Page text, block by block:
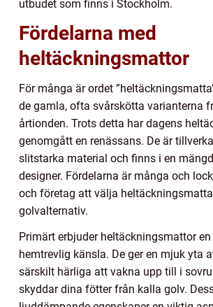
utbudet som finns i Stockholm.
Fördelarna med
heltäckningsmattor
För många är ordet
de gamla, ofta svårskötta varianterna
årtionden. Trots detta har dagens
genomgått en renässans. De är
slitstarka material och finns i en
designer. Fördelarna är många och
och företag att välja
golvalternativ.
Primärt erbjuder heltäckningsmattor
hemtrevlig känsla. De ger en mjuk yta
särskilt härliga att vakna upp till i
skyddar dina fötter från kalla golv.